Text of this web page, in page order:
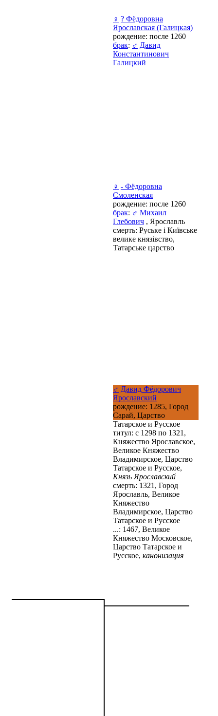
♀ ? Фёдоровна
Ярославская (Галицкая)
рождение: после 1260
брак: ♂ Давид
Константинович
Галицкий
♀ - Фёдоровна
Смоленская
рождение: после 1260
брак: ♂ Михаил
Глебович , Ярославль
смерть: Руське і Київське
велике князівство,
Татарське царство
♂ Давид Фёдорович
Ярославский
рождение: 1285, Город
Сарай, Царство
Татарское и Русское
титул: с 1298 по 1321,
Княжество Ярославское,
Великое Княжество
Владимирское, Царство
Татарское и Русское,
Князь Ярославский
смерть: 1321, Город
Ярославль, Великое
Княжество
Владимирское, Царство
Татарское и Русское
...: 1467, Великое
Княжество Московское,
Царство Татарское и
Русское, канонизация